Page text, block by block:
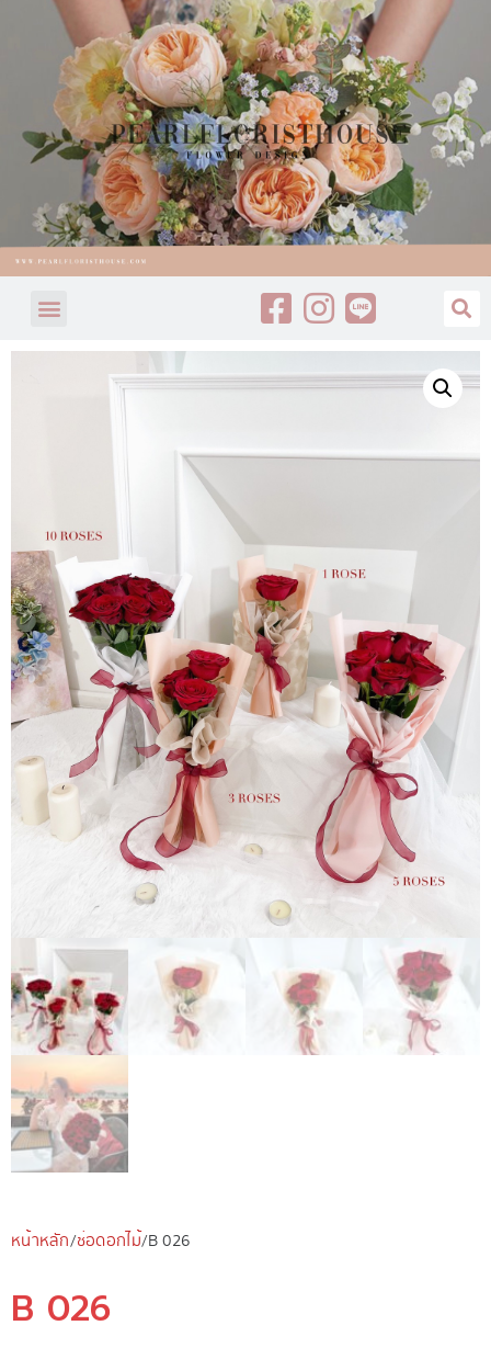
หน้าหลัก/ช่อดอกไม้/ B 026
B 026